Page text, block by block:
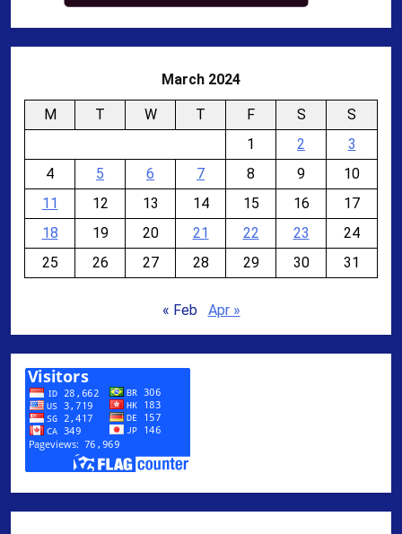
March 2024
M T W T F S
S
1
2
3
4
5 6 7 8 9
10
11
12 13 14 15 16
17
18
19 20 21 22 23
24
25
26 27 28 29 30 31
« Feb Apr »